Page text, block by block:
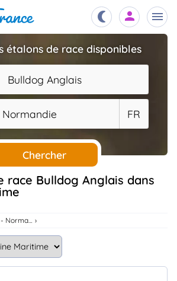
étalons de race disponibles
Bulldog Anglais
Normandie FR
Chercher
France - Normandie